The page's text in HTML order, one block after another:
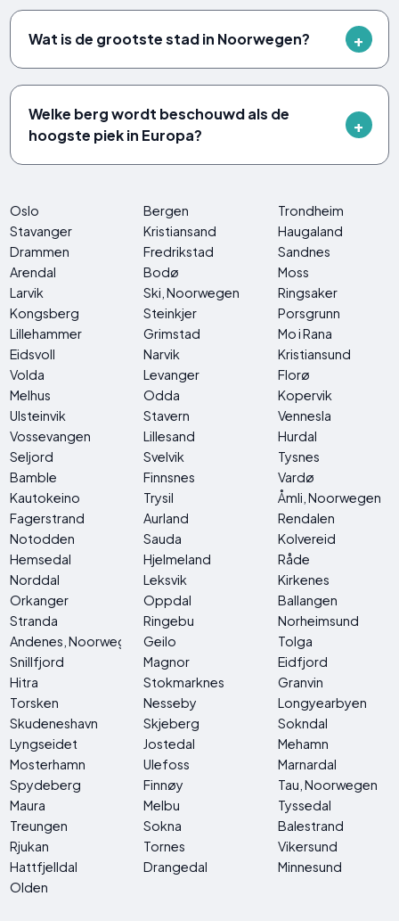
Wat is de grootste stad in Noorwegen?
Welke berg wordt beschouwd als de
hoogste piek in Europa?
Oslo Bergen
Trondheim
Stavanger
Kristiansand
Haugaland
Drammen
Fredrikstad
Sandnes
Arendal
Bodø
Moss
Larvik
Ski, Noorwegen
Ringsaker
Kongsberg
Steinkjer
Porsgrunn
Lillehammer
Grimstad
Mo i Rana
Eidsvoll
Narvik
Kristiansund
Volda
Levanger
Florø
Melhus
Odda
Kopervik
Ulsteinvik
Stavern
Vennesla
Vossevangen
Lillesand
Hurdal
Seljord
Svelvik
Tysnes
Bamble
Finnsnes
Vardø
Kautokeino
Trysil
Åmli, Noorwegen
Fagerstrand
Aurland
Rendalen
Notodden
Sauda
Kolvereid
Hemsedal
Hjelmeland
Råde
Norddal
Leksvik
Kirkenes
Orkanger
Oppdal
Ballangen
Stranda
Ringebu
Norheimsund
Andenes, Noorwegen
Geilo
Tolga
Snillfjord
Magnor
Eidfjord
Hitra
Stokmarknes
Granvin
Torsken
Nesseby
Longyearbyen
Skudeneshavn
Skjeberg
Sokndal
Lyngseidet
Jostedal
Mehamn
Mosterhamn
Ulefoss
Marnardal
Spydeberg
Finnøy
Tau, Noorwegen
Maura
Melbu
Tyssedal
Treungen
Sokna
Balestrand
Rjukan
Tornes
Vikersund
Hattfjelldal
Drangedal
Minnesund
Olden